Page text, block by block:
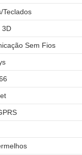
Teclados
3D
Sem Fios